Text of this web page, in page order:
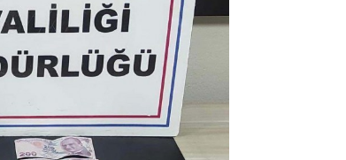
Mustafa Ozturk
İç fındığın fiyatı bu gün 1600 TL Kabuklu fındık
bu fiyatın dörtte biri yani 400 TL olmalı. iç
dört katına satılıyor. iç f ... DEVAMI
ibrahim yalçınkaya